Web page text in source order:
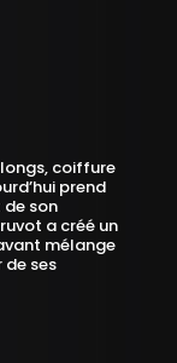
longs, coiffure
prend
de son
a créé un
mélange
ses